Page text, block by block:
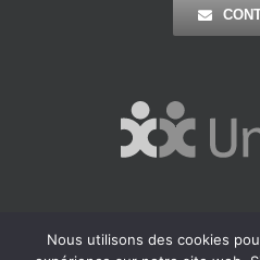
Copyright 2016 Apei Ouest 44 |
Nous utilisons des cookies